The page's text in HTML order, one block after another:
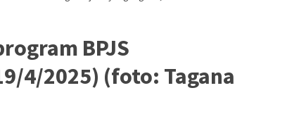
BPJS
4/2025) (foto: Tagana